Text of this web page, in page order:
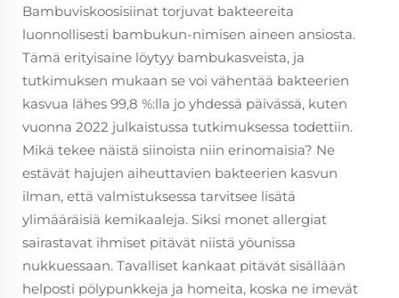
Bambuviskoosisiinat torjuvat bakteereita
luonnollisesti bambukun-nimisen aineen ansiosta.
Tämä erityisaine löytyy bambukasveista, ja
tutkimuksen mukaan se voi vähentää bakteerien
kasvua lähes 99,8 %:lla jo yhdessä päivässä, kuten
vuonna 2022 julkaistussa tutkimuksessa todettiin.
Mikä tekee näistä siinoista niin erinomaisia? Ne
estävät hajujen aiheuttavien bakteerien kasvun
ilman, että valmistuksessa tarvitsee lisätä
ylimääräisiä kemikaaleja. Siksi monet allergiat
sairastavat ihmiset pitävät niistä yöunissa
nukkuessaan. Tavalliset kankaat pitävät sisällään
helposti pölypunkkeja ja homeita, koska ne imevät